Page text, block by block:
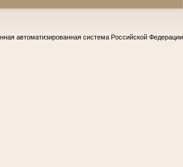
автоматизированная система Российской